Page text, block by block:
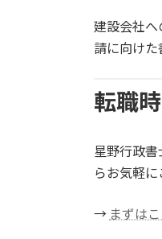
建設会社へ
請に向け
転職
星野行政
らお気軽に
→ まずは